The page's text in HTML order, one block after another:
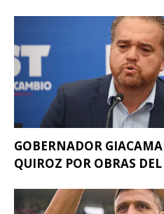
GOBERNADOR
QUIROZ POR OBRAS